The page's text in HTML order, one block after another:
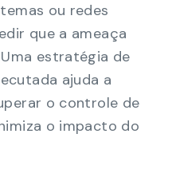
ou redes
que a ameaça
estratégia de
ajuda a
o controle de
o impacto do